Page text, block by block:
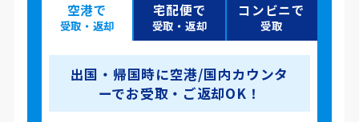
空港で
受取・返却
宅配便で
受取・返却
コンビニで
受取
出国・帰国時に空港/国内カウンタ
ーでお受取・ご返却OK！